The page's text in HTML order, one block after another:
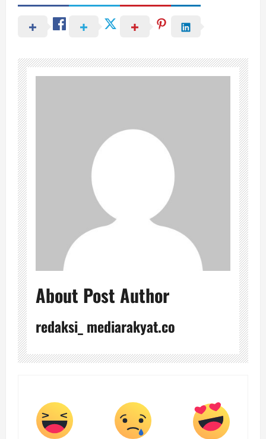
About Post Author
redaksi_ mediarakyat.co